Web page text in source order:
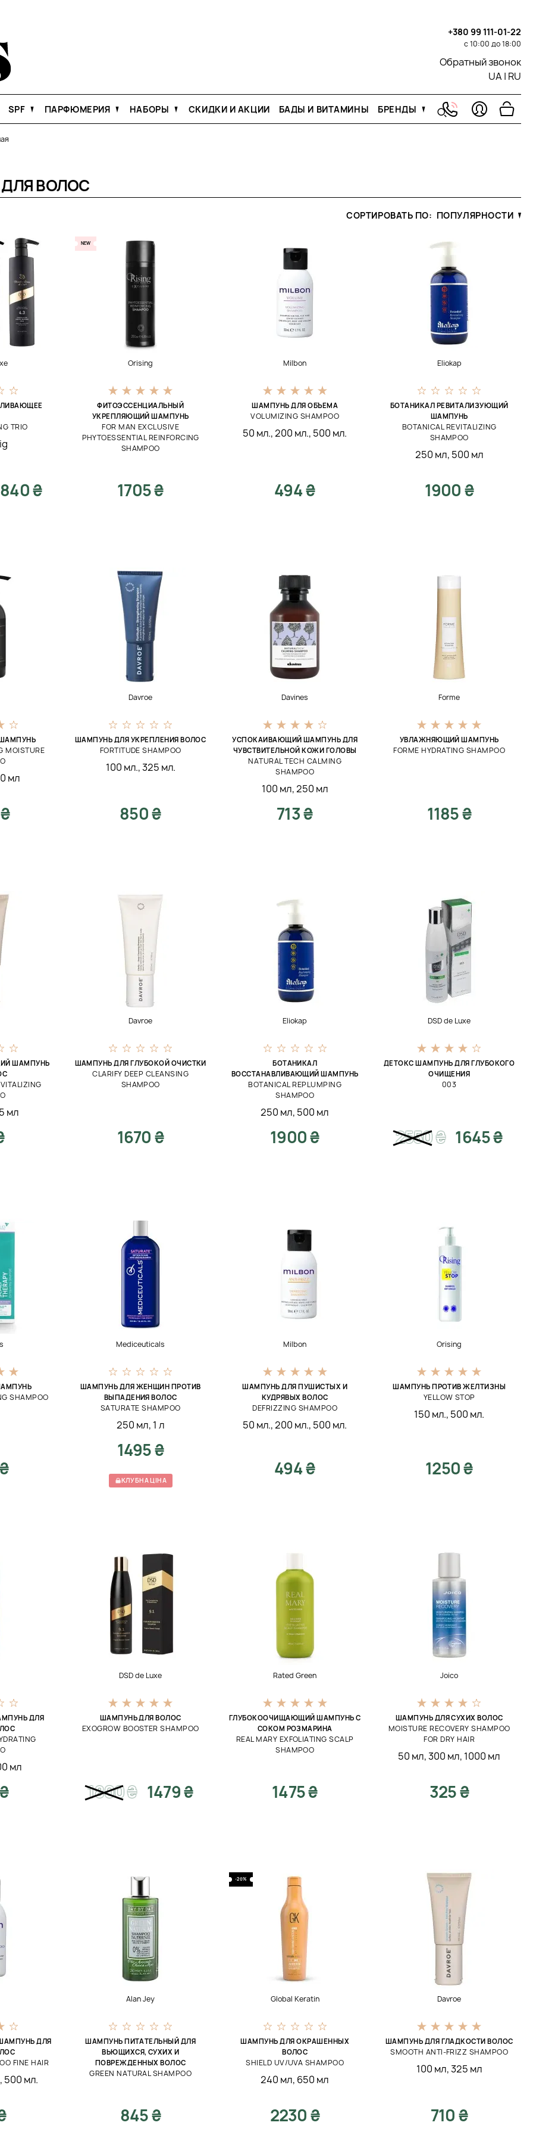
+380 99 111-01-22
с 10:00 до 18:00
Обратный звонок
UA | RU
SPF ПАРФЮМЕРИЯ НАБОРЫ СКИДКИ И АКЦИИ БАДЫ И ВИТАМИНЫ БРЕНДЫ
ВОЛОС
СОРТИРОВАТЬ ПО: ПОПУЛЯРНОСТИ
TRIO
₴
NEW
Orising
ФИТОЭССЕНЦИАЛЬНЫЙ
УКРЕПЛЯЮЩИЙ ШАМПУНЬ
FOR MAN EXCLUSIVE
PHYTOESSENTIAL REINFORCING
SHAMPOO
1705 ₴
Milbon
ШАМПУНЬ ДЛЯ ОБЪЕМА
VOLUMIZING SHAMPOO
50 мл.,200 мл., 500 мл.
494 ₴
Eliokap
БОТАНИКАЛ РЕВИТАЛИЗУЮЩИЙ
ШАМПУНЬ
BOTANICAL REVITALIZING
SHAMPOO
250 мл, 500 мл
1900 ₴
MOISTURE
мл
Davroe
ШАМПУНЬ ДЛЯ УКРЕПЛЕНИЯ ВОЛОС
FORTITUDE SHAMPOO
100 мл.,325 мл.
850 ₴
Davines
УСПОКАИВАЮЩИЙ ШАМПУНЬ ДЛЯ
ЧУВСТВИТЕЛЬНОЙ КОЖИ ГОЛОВЫ
NATURAL TECH CALMING
SHAMPOO
100 мл,250 мл
713 ₴
Forme
УВЛАЖНЯЮЩИЙ ШАМПУНЬ
FORME HYDRATING SHAMPOO
1185 ₴
ШАМПУНЬ
мл
Davroe
ШАМПУНЬ ДЛЯ ГЛУБОКОЙ ОЧИСТКИ
CLARIFY DEEP CLEANSING
SHAMPOO
1670 ₴
Eliokap
БОТАНИКАЛ
ВОССТАНАВЛИВАЮЩИЙ ШАМПУНЬ
BOTANICAL REPLUMPING
SHAMPOO
250 мл, 500 мл
1900 ₴
DSD de Luxe
ДЕТОКС ШАМПУНЬ ДЛЯ ГЛУБОКОГО
ОЧИЩЕНИЯ
003
2550₴ 1645 ₴
SHAMPOO
Mediceuticals
ШАМПУНЬ ДЛЯ ЖЕНЩИН ПРОТИВ
ВЫПАДЕНИЯ ВОЛОС
SATURATE SHAMPOO
250 мл, 1 л
1495 ₴
КЛУБНА ЦІНА
Milbon
ШАМПУНЬ ДЛЯ ПУШИСТЫХ И
КУДРЯВЫХ ВОЛОС
DEFRIZZING SHAMPOO
50 мл.,200 мл., 500 мл.
494 ₴
Orising
ШАМПУНЬ ПРОТИВ ЖЕЛТИЗНЫ
YELLOW STOP
150 мл., 500 мл.
1250 ₴
ДЛЯ
мл
DSD de Luxe
ШАМПУНЬ ДЛЯ ВОЛОС
EXOGROW BOOSTER SHAMPOO
1800₴ 1479 ₴
Rated Green
ГЛУБОКООЧИЩАЮЩИЙ ШАМПУНЬ С
СОКОМ РОЗМАРИНА
REAL MARY EXFOLIATING SCALP
SHAMPOO
1475 ₴
Joico
ШАМПУНЬ ДЛЯ СУХИХ ВОЛОС
MOISTURE RECOVERY SHAMPOO
FOR DRY HAIR
50 мл,300 мл, 1000 мл
325 ₴
ДЛЯ
FINE HAIR
, 500 мл.
Alan Jey
ШАМПУНЬ ПИТАТЕЛЬНЫЙ ДЛЯ
ВЬЮЩИХСЯ, СУХИХ И
ПОВРЕЖДЕННЫХ ВОЛОС
GREEN NATURAL SHAMPOO
845 ₴
-20%
Global Keratin
ШАМПУНЬ ДЛЯ ОКРАШЕННЫХ
ВОЛОС
SHIELD UV/UVA SHAMPOO
240 мл, 650 мл
2230 ₴
Davroe
ШАМПУНЬ ДЛЯ ГЛАДКОСТИ ВОЛОС
SMOOTH ANTI-FRIZZ SHAMPOO
100 мл,325 мл
710 ₴